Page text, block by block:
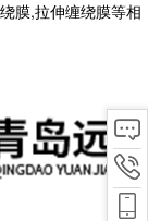
膜,拉伸缠绕膜等相